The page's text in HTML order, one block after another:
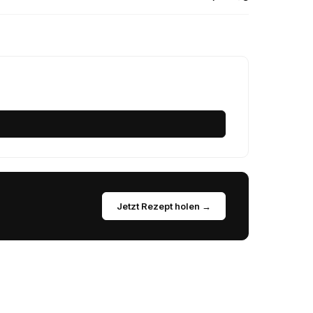
Jetzt Rezept holen →